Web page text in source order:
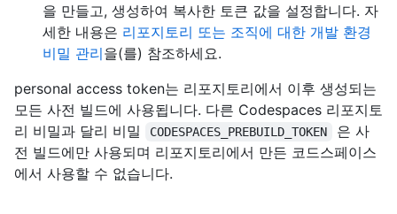
을 만들고, 생성하여 복사한 토큰 값을 설정합니다. 자
세한 내용은 리포지토리 또는 조직에 대한 개발 환경
비밀 관리을(를) 참조하세요.
personal access token는 리포지토리에서 이후 생성되는
모든 사전 빌드에 사용됩니다. 다른 Codespaces 리포지토
리 비밀과 달리 비밀
CODESPACES_PREBUILD_TOKEN
은 사
전 빌드에만 사용되며 리포지토리에서 만든 코드스페이스
에서 사용할 수 없습니다.